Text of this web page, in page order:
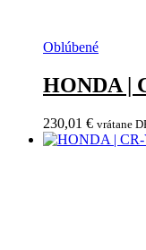
Oblúbené
HONDA |
230,01 € vrátane